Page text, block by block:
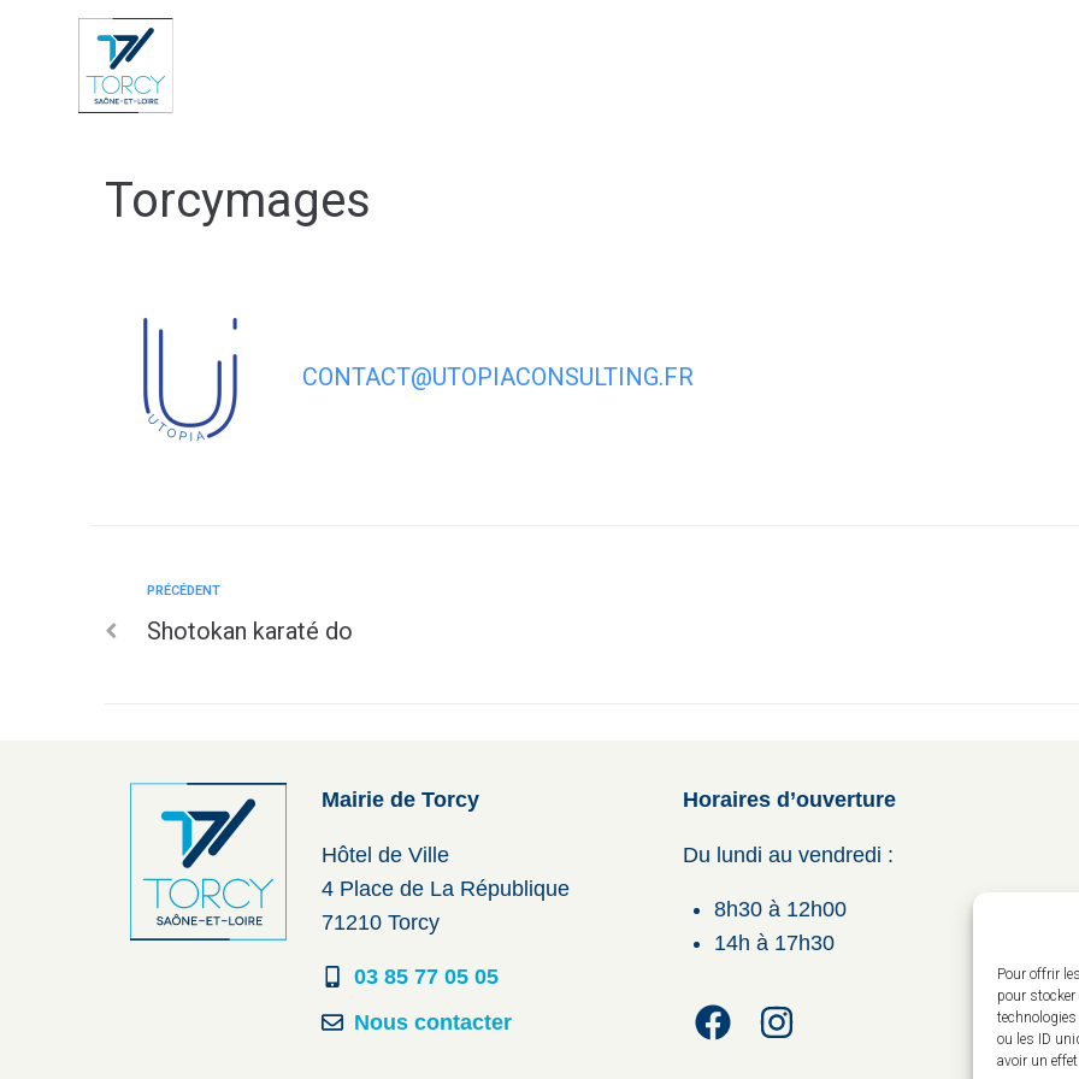
Pour offrir
pour
ou les ID
avoir un
Torcymages
CONTACT@UTOPIACONSULTING.FR
PRÉCÉDENT
Shotokan karaté do
Mairie de Torcy
Hôtel de Ville
4 Place de La République
71210 Torcy
03 85 77 05 05
Nous contacter
Horaires d’ouverture
Du lundi au vendredi :
8h30 à 12h00
14h à 17h30